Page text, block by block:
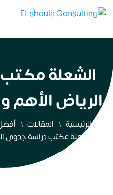
الشعلة
الرياض الأهم
الرئيسية المقالات
الشعلة مكتب دراسة جدوى